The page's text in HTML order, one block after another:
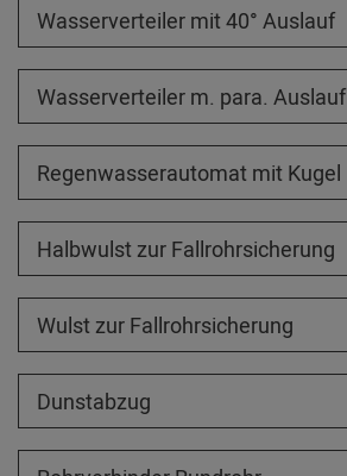
Wasserverteiler mit 40° Auslauf
Wasserverteiler m. para. Auslauf
Regenwasserautomat mit Kugel
Halbwulst zur Fallrohrsicherung
Wulst zur Fallrohrsicherung
Dunstabzug